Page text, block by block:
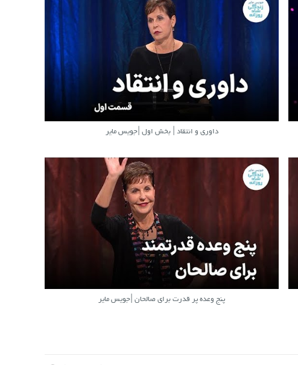
داوری و انتقاد | بخش اول |جویس مایر
پنج وعده پر قدرت برای صالحان |جویس مایر